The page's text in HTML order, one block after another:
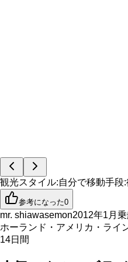
観光スタイル:自分で移動手段:
参考になった0
mr. shiawasemon2012年1月
ホーランド・アメリカ・ライ
14日間